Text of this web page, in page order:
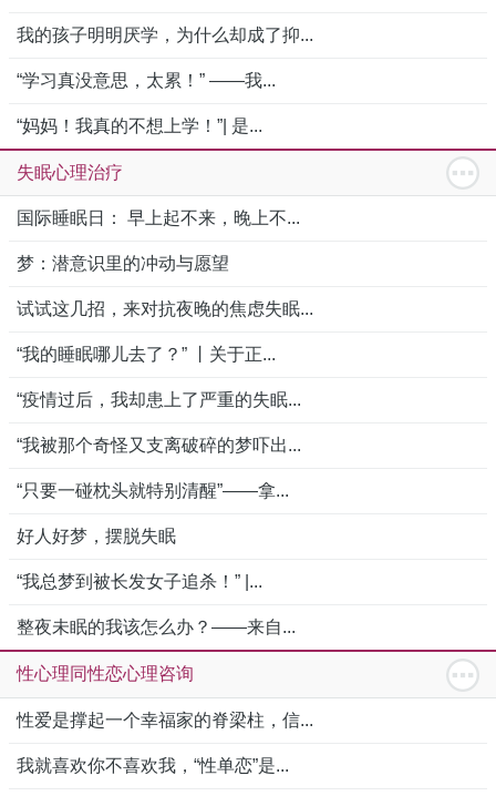
我的孩子明明厌学，为什么却成了抑...
“学习真没意思，太累！” ——我...
“妈妈！我真的不想上学！”| 是...
失眠心理治疗
国际睡眠日： 早上起不来，晚上不...
梦：潜意识里的冲动与愿望
试试这几招，来对抗夜晚的焦虑失眠...
“我的睡眠哪儿去了？” 丨关于正...
“疫情过后，我却患上了严重的失眠...
“我被那个奇怪又支离破碎的梦吓出...
“只要一碰枕头就特别清醒”——拿...
好人好梦，摆脱失眠
“我总梦到被长发女子追杀！” |...
整夜未眠的我该怎么办？——来自...
性心理同性恋心理咨询
性爱是撑起一个幸福家的脊梁柱，信...
我就喜欢你不喜欢我，“性单恋”是...